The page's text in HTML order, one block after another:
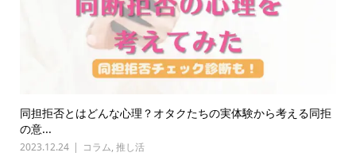
同担拒否とはどんな心理？オタクたちの実体験から考える同拒
の意...
2023.12.24 コラム, 推し活